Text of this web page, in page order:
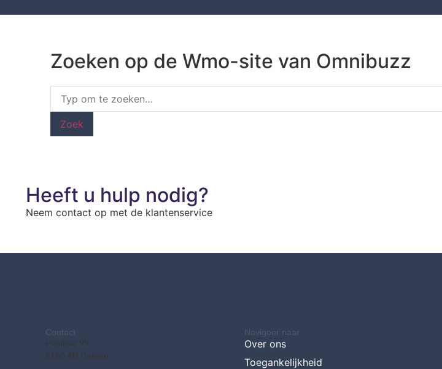
Zoeken op de Wmo-site van Omnibuzz
Zoek
Heeft u hulp nodig?
Neem contact op met de klantenservice
Contact
Postbus 99,
6160 AB Geleen
Navigeer naar
Over ons
Toegankelijkheid